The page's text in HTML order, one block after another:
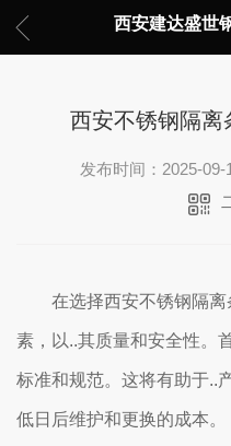
西安建达盛世
西安不锈钢隔离
发布时间：2025-09-
在选择西安不锈钢隔
素，以..其质量和安全性。
标准和规范。这将有助于..
低日后维护和更换的成本。